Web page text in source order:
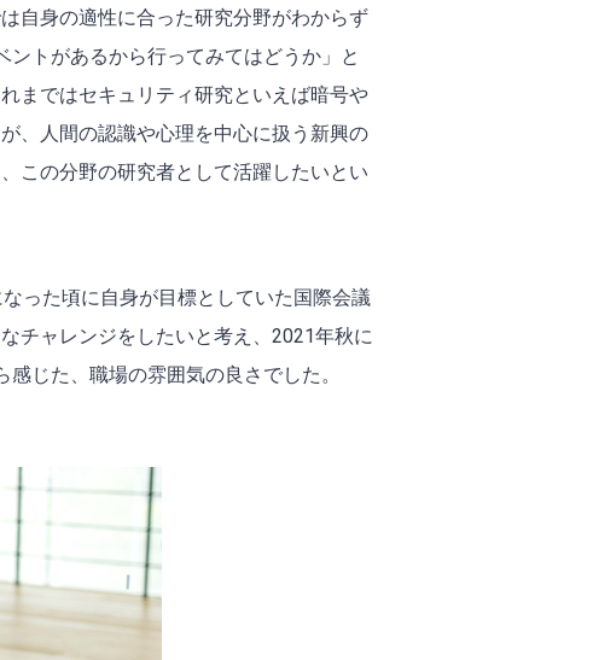
自身の適性に合った研究分野がわからず
トがあるから行ってみてはどうか」と
まではセキュリティ研究といえば暗号や
、人間の認識や心理を中心に扱う新興の
この分野の研究者として活躍したいとい
った頃に自身が目標としていた国際会議
チャレンジをしたいと考え、2021年秋に
じた、職場の雰囲気の良さでした。